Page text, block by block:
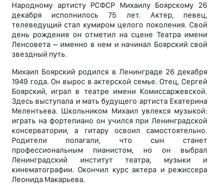
Народному артисту РСФСР Михаилу Боярскому 26
декабря исполнилось 75 лет. Актер, певец,
телеведущий стал кумиром целого поколения. Свой
день рождения он отметил на сцене Театра имени
Ленсовета – именно в нем и начинал Боярский свой
звездный путь.
Михаил Боярский родился в Ленинграде 26 декабря
1949 года. Он вырос в актерской семье. Отец, Сергей
Боярский, играл в театре имени Комиссаржевской.
Здесь выступала и мать будущего артиста Екатерина
Мелентьева. Школьником Михаил увлекся музыкой:
играть на фортепиано он учился при Ленинградской
консерватории, а гитару освоил самостоятельно.
Родители полагали, что сын станет
профессиональным пианистом, но он выбрал
Ленинградский институт театра, музыки и
кинематографии. Окончил курс актера и режиссера
Леонида Макарьева.